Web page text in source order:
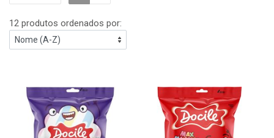
12 produtos ordenados por: